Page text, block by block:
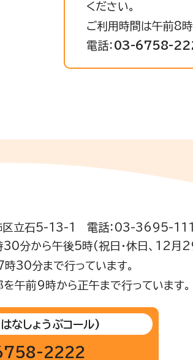
ください。
ご利用時間は午前8時
電話： 03-6758-
区立石5-13-1 電話：03-3695-1111
30分から午後5時(祝日・休日、12月
30分まで行っています。
午前9時から正午まで行っています。
なしょうぶコール)
2222